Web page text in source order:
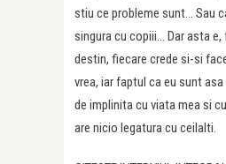
stiu ce probleme sunt… Sau
singura cu copiii… Dar asta e,
destin, fiecare crede si-si
vrea, iar faptul ca eu sunt
de implinita cu viata mea si
are nicio legatura cu ceilalti.